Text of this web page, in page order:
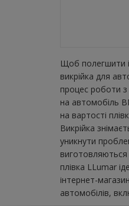
Щоб полегшити
викрійка для
процес роботи з
на автомобіль
на вартості
Викрійка
уникнути
виготовляються
плівка LLumar
інтернет-
автомобілів,